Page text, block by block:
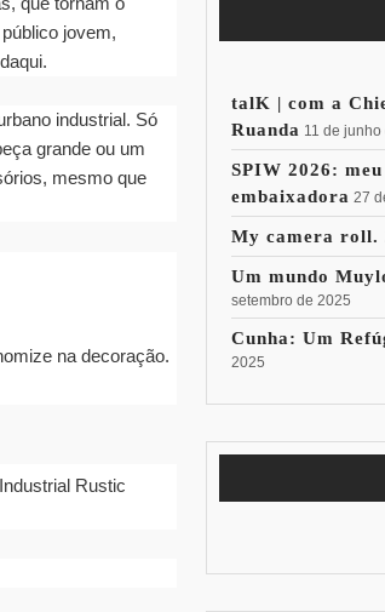
jovem,
industrial. Só
grande ou um
mesmo que
na decoração.
talK | com a
Ruanda 11 de
SPIW 2026:
embaixadora 27
My camera roll.
Um mundo
setembro de 2025
Cunha: Um
2025
7 Vinhos com
15% de